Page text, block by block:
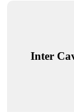
Inter